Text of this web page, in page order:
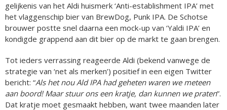
gelijkenis van het Aldi huismerk ‘Anti-establishment IPA’ met
het vlaggenschip bier van BrewDog, Punk IPA. De Schotse
brouwer postte snel daarna een mock-up van ‘Yaldi IPA’ en
kondigde grappend aan dit bier op de markt te gaan brengen.
Tot ieders verrassing reageerde Aldi (bekend vanwege de
strategie van ‘net als merken’) positief in een eigen Twitter
bericht: “Als het nou Ald IPA had geheten waren we meteen
aan boord! Maar stuur ons een kratje, dan kunnen we praten”.
Dat kratje moet gesmaakt hebben, want twee maanden later